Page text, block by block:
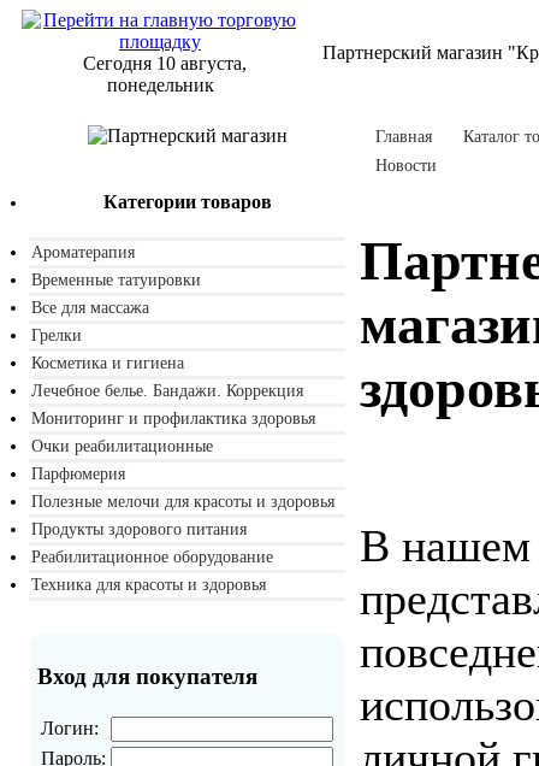
Сегодня 10 августа,
понедельник
Партнерский магазин
Категории товаров
Ароматерапия
Временные татуировки
Все для массажа
Грелки
Косметика и гигиена
Лечебное белье. Бандажи. Коррекция
Мониторинг и профилактика здоровья
Очки реабилитационные
Парфюмерия
Полезные мелочи для красоты и здоровья
Продукты здорового питания
Реабилитационное оборудование
Техника для красоты и здоровья
Вход для покупателя
Логин:
Пароль:
Главная
Каталог
Новости
В нашем